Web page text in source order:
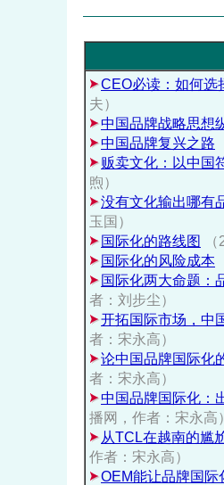
CEO必读：如何选
夫）
中国品牌战略思想
中国品牌复兴之路
贩卖文化：以中国
煦）
没有文化输出哪有
玉国）
国际化的路线图
国际化的风险成本
国际化两大命题：
者：刘步尘）
开拓国际市场，中
者：宋永高）
论中国品牌国际化
者：宋永高）
中国品牌国际化：
播网，作者：宋永高
从TCL在越南的尴
作者：宋永高）
OEM能让品牌国际